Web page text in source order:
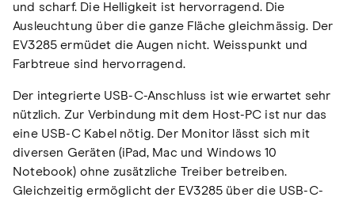
und scharf. Die Helligkeit ist hervorragend. Die
Ausleuchtung über die ganze Fläche gleichmässig. Der
EV3285 ermüdet die Augen nicht. Weisspunkt und
Farbtreue sind hervorragend.
Der integrierte USB-C-Anschluss ist wie erwartet sehr
nützlich. Zur Verbindung mit dem Host-PC ist nur das
eine USB-C Kabel nötig. Der Monitor lässt sich mit
diversen Geräten (iPad, Mac und Windows 10
Notebook) ohne zusätzliche Treiber betreiben.
Gleichzeitig ermöglicht der EV3285 über die USB-C-